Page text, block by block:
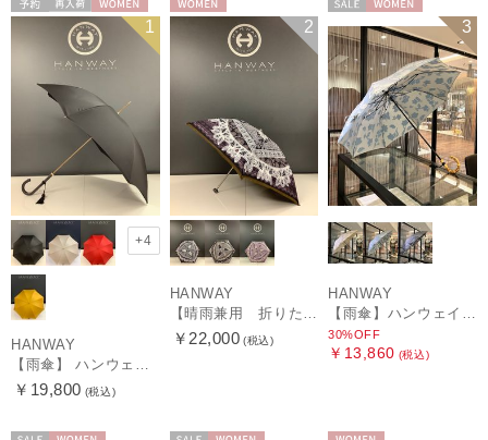
予約 再入荷 WOMEN 1
+4
HANWAY
【雨傘】 ハンウェイ （HANWAY） Couturier クチュリエ 長傘 日本製
￥19,800 (税込)
WOMEN 2
HANWAY
【晴雨兼用 折りたたみ日傘】ハンウェイ（ＨＡＮＷＡＹ）Vestido de frida（べスティード・デ・フリーダ）
￥22,000 (税込)
3
HANWAY
【雨傘】ハンウェイ (HANWAY) Lily CJ（リリー・シー・ジェー） 日本製 親骨：51～55cm
30%OFF
￥13,860 (税込)